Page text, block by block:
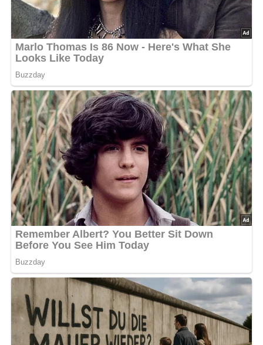
Jetzt Sterne vergeben – Rezept
bewerten
5/5(10 Bewertung)